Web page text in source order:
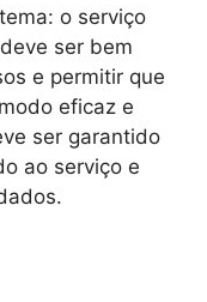
o serviço
ser bem
e permitir que
eficaz e
ser garantido
ao serviço e